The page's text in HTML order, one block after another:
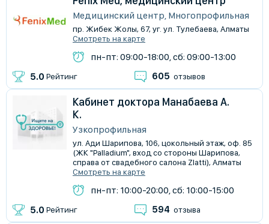
Медицинский центр, Многопрофильная
пр. Жибек Жолы, 67, уг. ул. Тулебаева, Алматы
Смотреть на карте
пн-пт: 09:00-18:00, сб: 09:00-13:00
5.0 Рейтинг 605 отзывов
Кабинет доктора Манабаева А.
К.
Узкопрофильная
ул. Ади Шарипова, 106, цокольный этаж, оф. 85
(ЖК "Palladium", вход со стороны Шарипова,
справа от свадебного салона Zlatti), Алматы
Смотреть на карте
пн-пт: 10:00-20:00, сб: 10:00-15:00
5.0 Рейтинг 594 отзыва